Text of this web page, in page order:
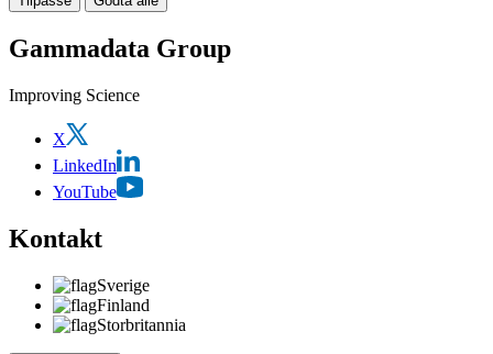
Gammadata Group
Improving Science
X
LinkedIn
YouTube
Kontakt
Sverige
Finland
Storbritannia